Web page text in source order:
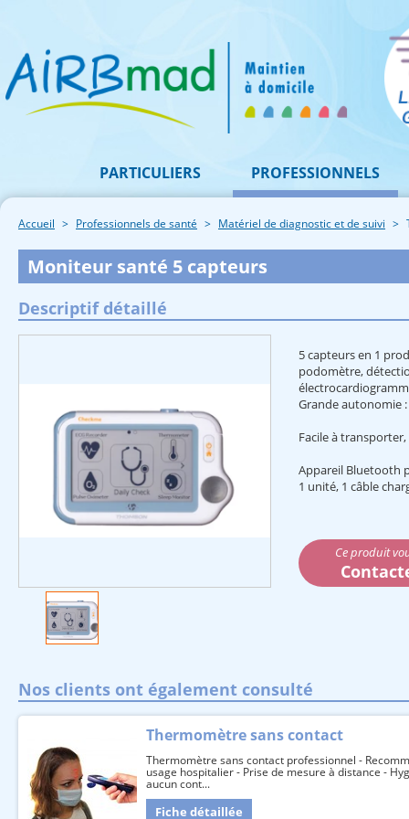
PARTICULIERS PROFESSIONNELS
Accueil Professionnels de santé Matériel de diagnostic et de suivi
Moniteur santé 5 capteurs
Descriptif détaillé
5 capteurs en 1
podomètre,
Grande autonomie
Facile à
Appareil Bluetooth
1 unité, 1 câble
Ce produit
Nos clients ont également consulté
Thermomètre sans contact
Thermomètre sans contact professionnel -
usage hospitalier - Prise de mesure à distance -
aucun cont...
Fiche détaillée